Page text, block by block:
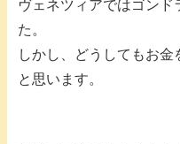
ヴェネツィアではゴンド
た。
しかし、どうしてもお
と思います。